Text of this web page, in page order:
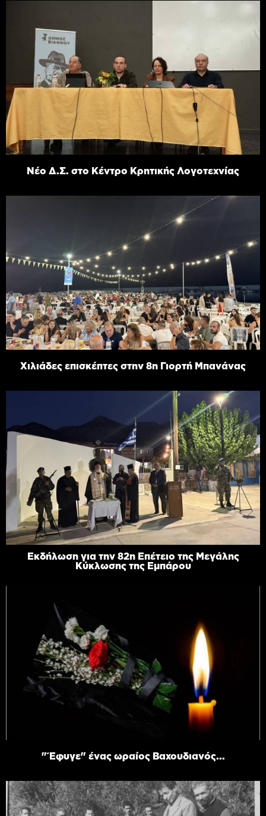
Νέο Δ.Σ. στο Κέντρο Κρητικής Λογοτεχνίας
Χιλιάδες επισκέπτες στην 8η Γιορτή Μπανάνας
Εκδήλωση για την 82η Επέτειο της Μεγάλης
Κύκλωσης της Εμπάρου
"Έφυγε" ένας ωραίος Βαχουδιανός...